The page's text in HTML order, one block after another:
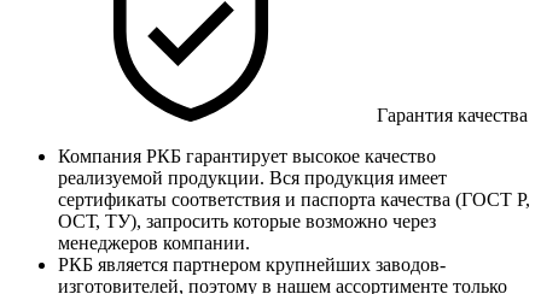
Гарантия качества
Компания РКБ гарантирует высокое качество
реализуемой продукции. Вся продукция имеет
сертификаты соответствия и паспорта качества (ГОСТ Р,
ОСТ, ТУ), запросить которые возможно через
менеджеров компании.
РКБ является партнером крупнейших заводов-
изготовителей, поэтому в нашем ассортименте только